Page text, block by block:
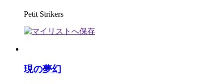
Petit Strikers
現の夢幻